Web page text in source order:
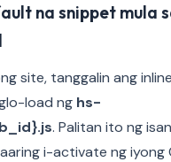
na snippet mula
site, tanggalin ang
load ng hs-
. Palitan ito ng
i-activate ng iyong